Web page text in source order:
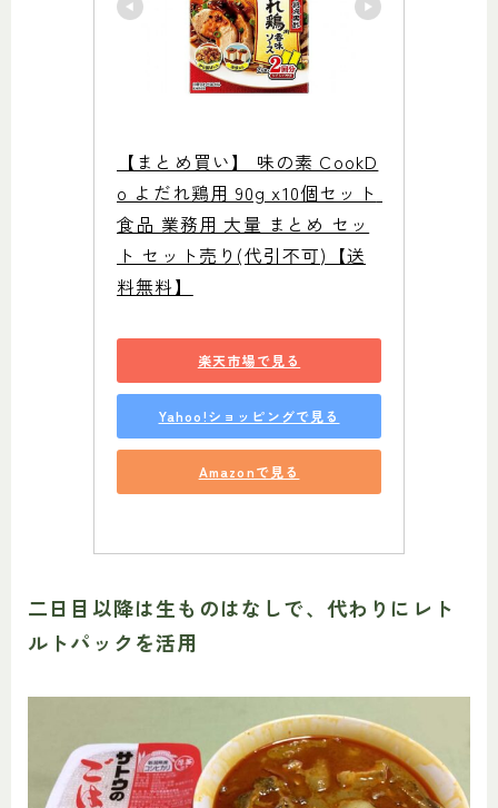
【まとめ買い】 味の素 CookD
o よだれ鶏用 90g x10個セット
食品 業務用 大量 まとめ セッ
ト セット売り(代引不可)【送
料無料】
楽天市場で見る
Yahoo!ショッピングで見る
Amazonで見る
二日目以降は生ものはなしで、代わりにレト
ルトパックを活用